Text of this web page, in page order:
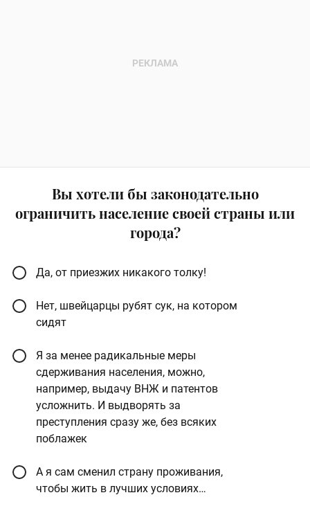
Вы хотели бы законодательно
ограничить население своей страны или
города?
Да, от приезжих никакого толку!
Нет, швейцарцы рубят сук, на котором
сидят
Я за менее радикальные меры
сдерживания населения, можно,
например, выдачу ВНЖ и патентов
усложнить. И выдворять за
преступления сразу же, без всяких
поблажек
А я сам сменил страну проживания,
чтобы жить в лучших условиях…